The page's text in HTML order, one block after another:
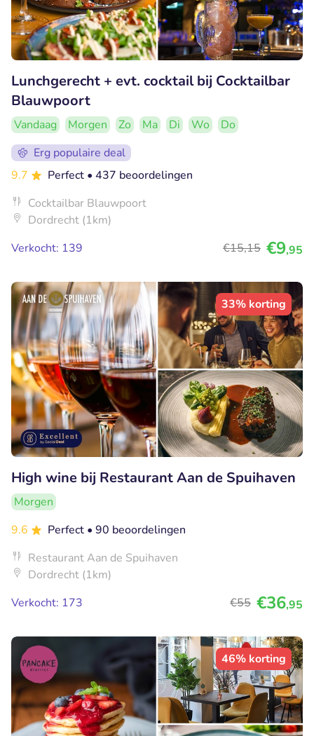
Lunchgerecht + evt. cocktail bij Cocktailbar
Blauwpoort
Vandaag Morgen Zo Ma Di Wo
Do
Erg populaire deal
9.7
Perfect • 437 beoordelingen
Cocktailbar Blauwpoort
Dordrecht (1km)
Verkocht: 139
€15,15 €9,95
33% korting
High wine bij Restaurant Aan de Spuihaven
Morgen
9.6
Perfect • 90 beoordelingen
Restaurant Aan de Spuihaven
Dordrecht (1km)
Verkocht: 173
€55 €36,95
46% korting